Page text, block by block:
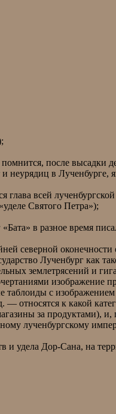
помнится, после
неурядиц в Лученбурге,
всей
Святого Петра»);
в разное время
северной
Лученбург как
землетрясений и
изображение
таблоиды с
— относятся к какой
за продуктами),
лученбургскому
и удела Дор-Сана, на